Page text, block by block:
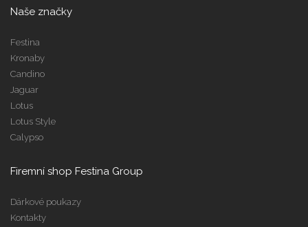
Naše značky
Festina
Kronaby
Candino
Jaguar
Lotus
Lotus Style
Calypso
Firemní shop Festina Group
Dárkové poukazy
Kontakty